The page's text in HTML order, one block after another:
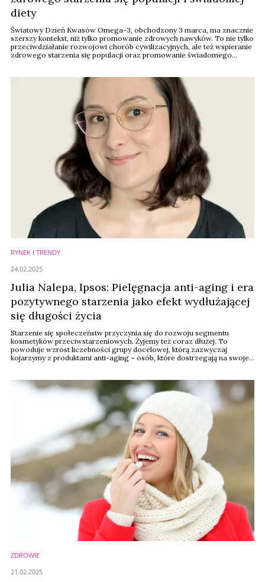
diety
Światowy Dzień Kwasów Omega-3, obchodzony 3 marca, ma znacznie
szerszy kontekst, niż tylko promowanie zdrowych nawyków. To nie tylko
przeciwdziałanie rozwojowi chorób cywilizacyjnych, ale też wspieranie
zdrowego starzenia się populacji oraz promowanie świadomego
RYNEK I TRENDY
Julia Nalepa, Ipsos: Pielęgnacja anti-aging i era
pozytywnego starzenia jako efekt wydłużającej
się długości życia
Starzenie się społeczeństw przyczynia się do rozwoju segmentu
kosmetyków przeciwstarzeniowych. Żyjemy też coraz dłużej. To
powoduje wzrost liczebności grupy docelowej, którą zazwyczaj
kojarzymy z produktami anti-aging – osób, które dostrzegają na swojej
24.02.2025
ZDROWIE
21.02.2025